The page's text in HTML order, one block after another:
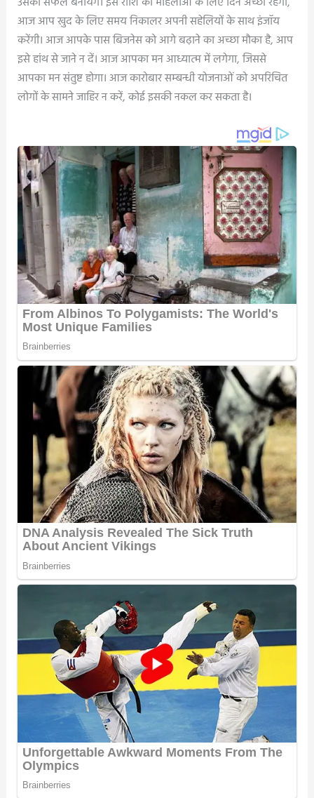
आज आप खुद के लिए समय निकालर अपनी सहेलियों के साथ इंजॉय
करेंगी। आज आपके पास बिजनेस को आगे बढ़ाने का अच्छा मौका है, आप
इसे हांथ से जाने न दें। आज आपका मन आध्यात्म में लगेगा, जिससे
आपका मन संतुष्ट होगा। आज कारोबार सम्बन्धी योजनाओं को अपरिचित
लोगों के सामने जाहिर न करें, कोई इसकी नकल कर सकता है।